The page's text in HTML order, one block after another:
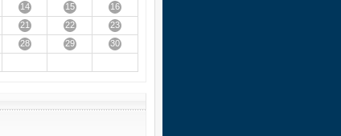
14 15
16
21 22
23
28 29
30